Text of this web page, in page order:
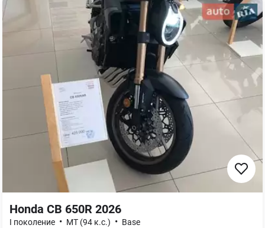
Honda CB 650R 2026
І поколение • MT (94 к.с.) • Base